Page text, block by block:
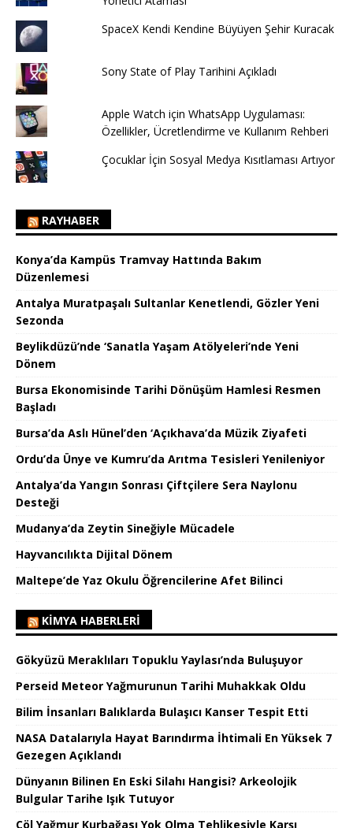
SpaceX Kendi Kendine Büyüyen Şehir Kuracak
Sony State of Play Tarihini Açıkladı
Apple Watch için WhatsApp Uygulaması:
Özellikler, Ücretlendirme ve Kullanım Rehberi
Çocuklar İçin Sosyal Medya Kısıtlaması Artıyor
RAYHABER
Konya’da Kampüs Tramvay Hattında Bakım
Düzenlemesi
Antalya Muratpaşalı Sultanlar Kenetlendi, Gözler Yeni
Sezonda
Beylikdüzü’nde ‘Sanatla Yaşam Atölyeleri’nde Yeni
Dönem
Bursa Ekonomisinde Tarihi Dönüşüm Hamlesi Resmen
Başladı
Bursa’da Aslı Hünel’den ‘Açıkhava’da Müzik Ziyafeti
Ordu’da Ünye ve Kumru’da Arıtma Tesisleri Yenileniyor
Antalya’da Yangın Sonrası Çiftçilere Sera Naylonu
Desteği
Mudanya’da Zeytin Sineğiyle Mücadele
Hayvancılıkta Dijital Dönem
Maltepe’de Yaz Okulu Öğrencilerine Afet Bilinci
KIMYA HABERLERI
Gökyüzü Meraklıları Topuklu Yaylası’nda Buluşuyor
Perseid Meteor Yağmurunun Tarihi Muhakkak Oldu
Bilim İnsanları Balıklarda Bulaşıcı Kanser Tespit Etti
NASA Datalarıyla Hayat Barındırma İhtimali En Yüksek 7
Gezegen Açıklandı
Dünyanın Bilinen En Eski Silahı Hangisi? Arkeolojik
Bulgular Tarihe Işık Tutuyor
Çöl Yağmur Kurbağası Yok Olma Tehlikesiyle Karşı